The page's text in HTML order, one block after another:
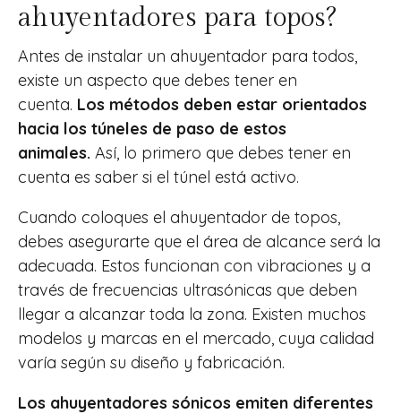
ahuyentadores para topos?
Antes de instalar un ahuyentador para todos,
existe un aspecto que debes tener en
cuenta. Los métodos deben estar orientados
hacia los túneles de paso de estos
animales. Así, lo primero que debes tener en
cuenta es saber si el túnel está activo.
Cuando coloques el ahuyentador de topos,
debes asegurarte que el área de alcance será la
adecuada. Estos funcionan con vibraciones y a
través de frecuencias ultrasónicas que deben
llegar a alcanzar toda la zona. Existen muchos
modelos y marcas en el mercado, cuya calidad
varía según su diseño y fabricación.
Los ahuyentadores sónicos emiten diferentes